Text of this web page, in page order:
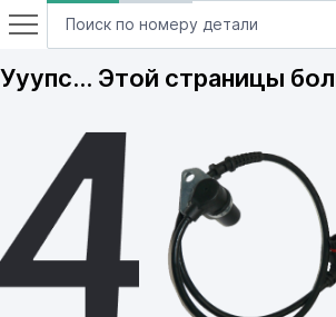
Ууупс… Этой страницы